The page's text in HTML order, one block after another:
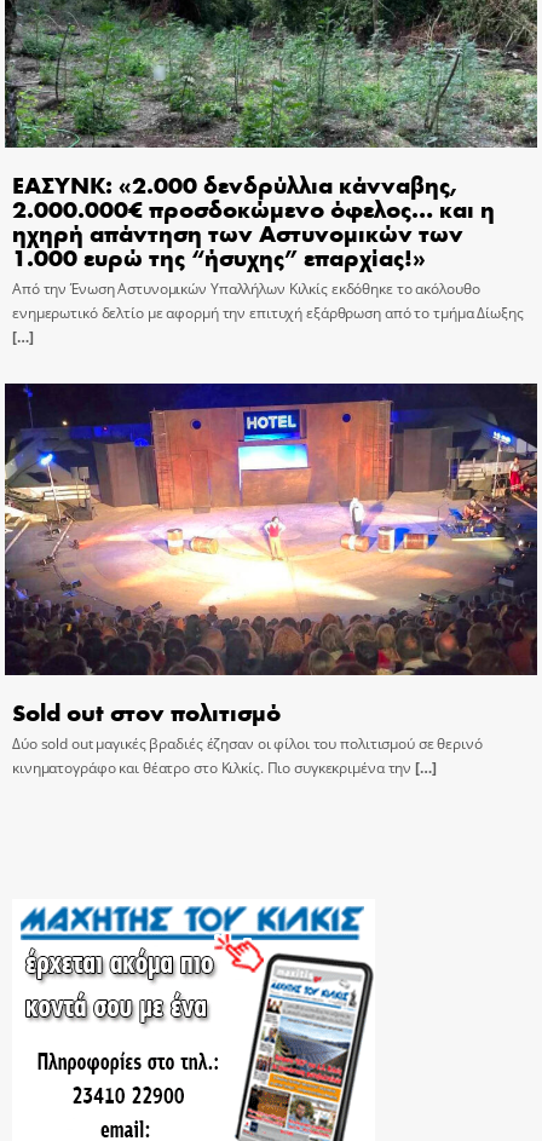
ΕΑΣΥΝΚ: «2.000 δενδρύλλια κάνναβης,
2.000.000€ προσδοκώμενο όφελος… και η
ηχηρή απάντηση των Αστυνομικών των
1.000 ευρώ της “ήσυχης” επαρχίας!»
Από την Ένωση Αστυνομικών Υπαλλήλων Κιλκίς εκδόθηκε το ακόλουθο
ενημερωτικό δελτίο με αφορμή την επιτυχή εξάρθρωση από το τμήμα Δίωξης
[…]
Sold out στον πολιτισμό
Δύο sold out μαγικές βραδιές έζησαν οι φίλοι του πολιτισμού σε θερινό
κινηματογράφο και θέατρο στο Κιλκίς. Πιο συγκεκριμένα την […]